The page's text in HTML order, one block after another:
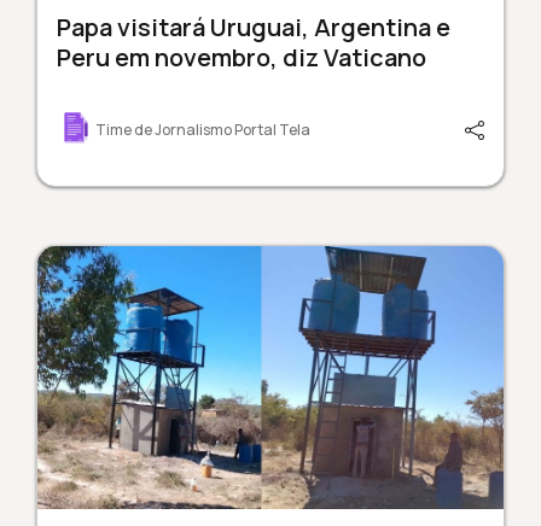
Papa visitará Uruguai, Argentina e
Peru em novembro, diz Vaticano
Time de Jornalismo Portal Tela